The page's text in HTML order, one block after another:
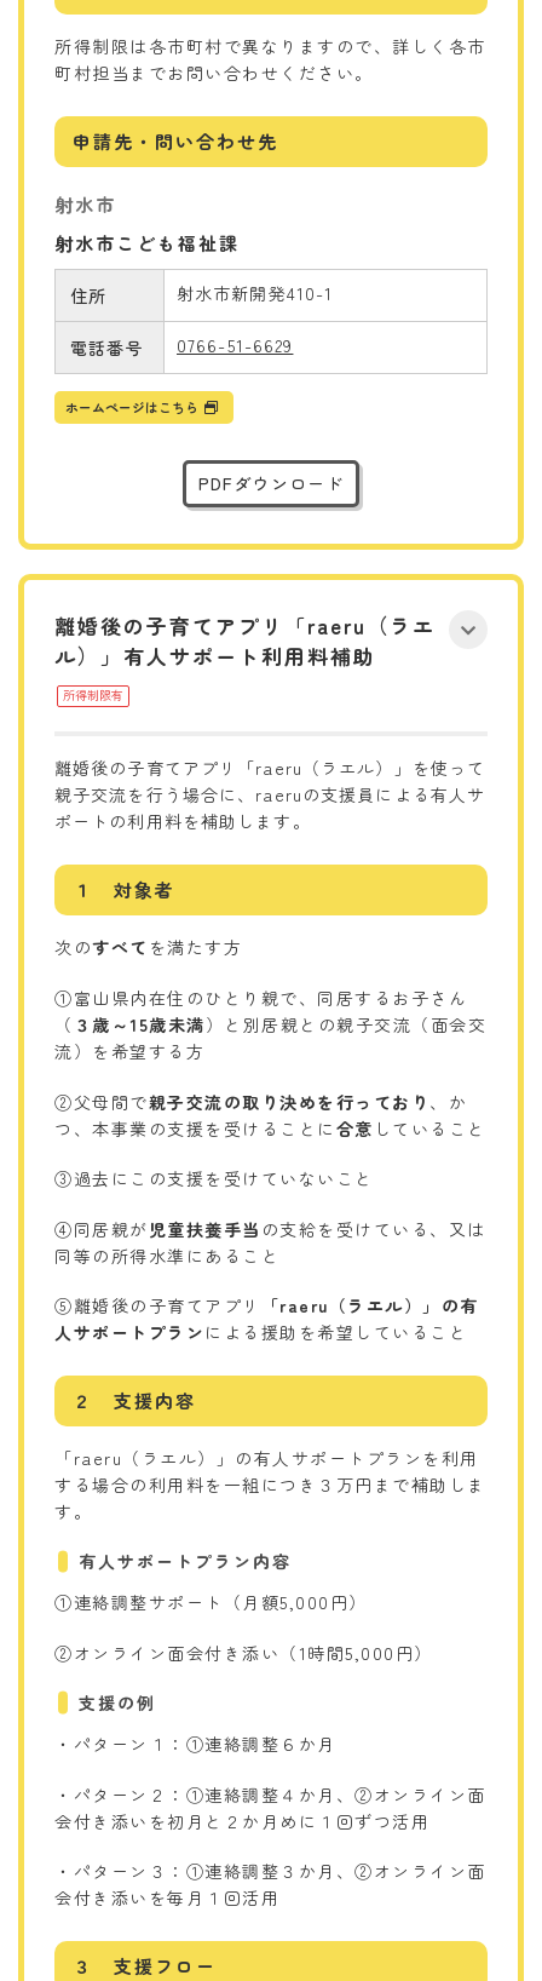
所得制限は各市町村で異なりますので、詳しく各市
町村担当までお問い合わせください。
申請先・問い合わせ先
射水市
射水市こども福祉課
住所 射水市新開発410-1
電話番号 0766-51-6629
ホームページはこちら
PDFダウンロード
離婚後の子育てアプリ「raeru（ラエ
ル）」有人サポート利用料補助
所得制限有
離婚後の子育てアプリ「raeru（ラエル）」を使って
親子交流を行う場合に、raeruの支援員による有人サ
ポートの利用料を補助します。
１ 対象者
次のすべて を満たす方
①富山県内在住のひとり親で、同居するお子さん
（ ３歳～15歳未満）と別居親との親子交流（面会交
流）を希望する方
②父母間で親子交流の取り決めを行っており 、か
つ、本事業の支援を受けることに 合意 していること
③過去にこの支援を受けていないこと
④同居親が 児童扶養手当 の支給を受けている、又は
同等の所得水準にあること
⑤離婚後の子育てアプリ
「raeru（ラエル）」の有
人サポートプラン による援助を希望していること
２ 支援内容
「raeru（ラエル）」の有人サポートプランを利用
する場合の利用料を一組につき３万円まで補助しま
す。
有人サポートプラン内容
①連絡調整サポート（月額5,000円）
②オンライン面会付き添い（1時間5,000円）
支援の例
・パターン１：①連絡調整６か月
・パターン２：①連絡調整４か月、②オンライン面
会付き添いを初月と２か月めに１回ずつ活用
・パターン３：①連絡調整３か月、②オンライン面
会付き添いを毎月１回活用
３ 支援フロー